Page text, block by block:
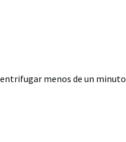
menos de un